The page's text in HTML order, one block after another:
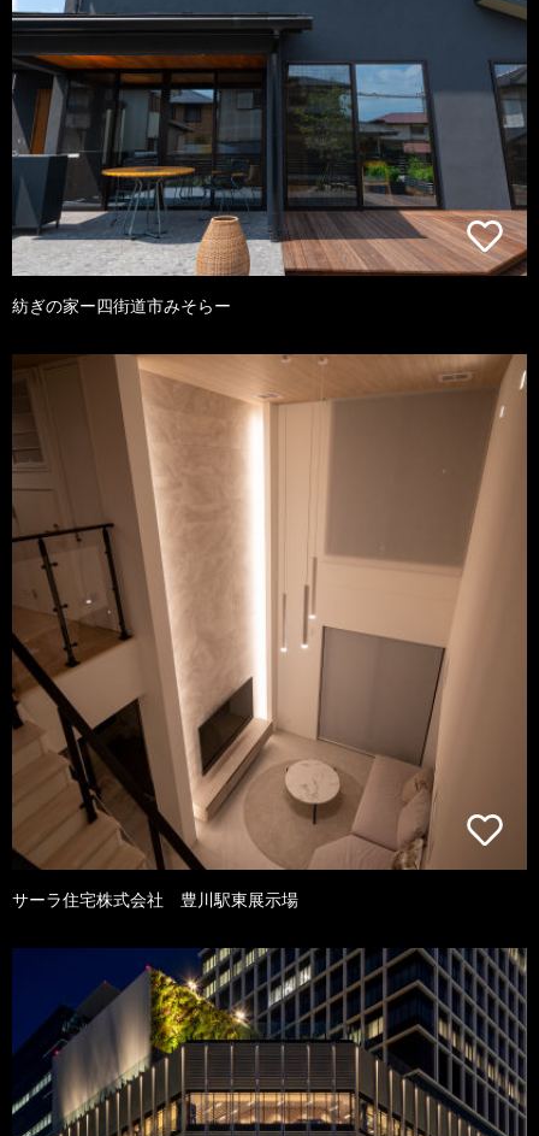
紡ぎの家ー四街道市みそらー
サーラ住宅株式会社 豊川駅東展示場